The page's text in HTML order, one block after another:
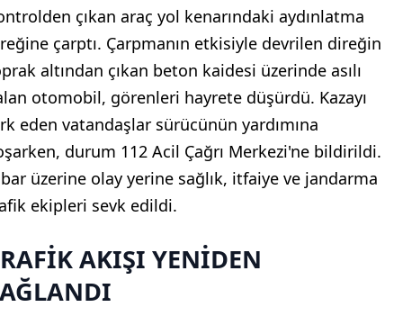
çıkan araç yol kenarındaki aydınlatma
çarptı. Çarpmanın etkisiyle devrilen direğin
altından çıkan beton kaidesi üzerinde asılı
otomobil, görenleri hayrete düşürdü. Kazayı
eden vatandaşlar sürücünün yardımına
durum 112 Acil Çağrı Merkezi'ne bildirildi.
üzerine olay yerine sağlık, itfaiye ve jandarma
ekipleri sevk edildi.
AKIŞI YENİDEN